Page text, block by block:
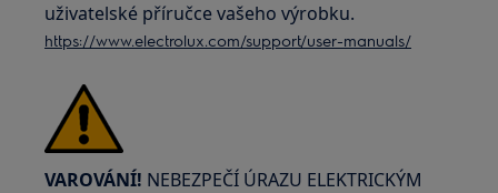
uživatelské příručce vašeho výrobku.
https://www.electrolux.com/support/user-manuals/
VAROVÁNÍ! NEBEZPEČÍ ÚRAZU ELEKTRICKÝM